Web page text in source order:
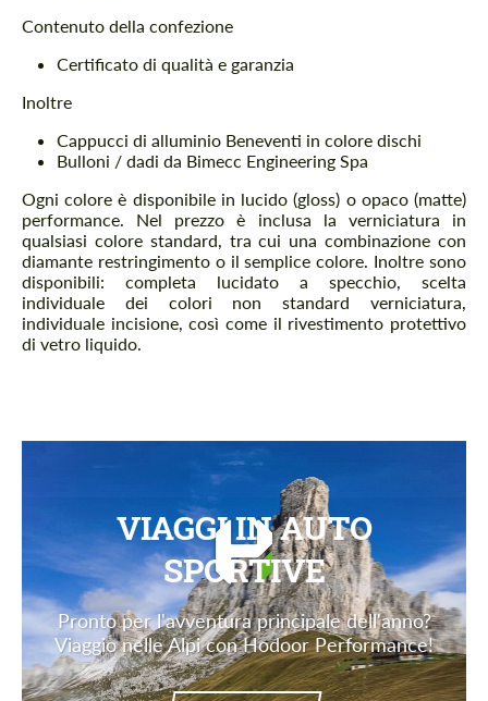
Contenuto della confezione
Certificato di qualità e garanzia
Inoltre
Cappucci di alluminio Beneventi in colore dischi
Bulloni / dadi da Bimecc Engineering Spa
Ogni colore è disponibile in lucido (gloss) o opaco (matte)
performance. Nel prezzo è inclusa la verniciatura in
qualsiasi colore standard, tra cui una combinazione con
diamante restringimento o il semplice colore. Inoltre sono
disponibili: completa lucidato a specchio, scelta
individuale dei colori non standard verniciatura,
individuale incisione, così come il rivestimento protettivo
di vetro liquido.
VIAGGI IN AUTO
SPORTIVE
Pronto per l'avventura principale dell'anno?
Viaggio nelle Alpi con Hodoor Performance!